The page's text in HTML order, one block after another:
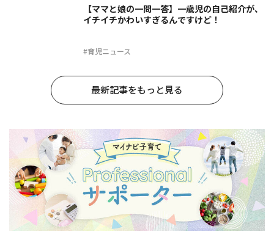
#育児ニュース
【ママと娘の一問一答】一歳児の自己紹介が、
イチイチかわいすぎるんですけど！
最新記事をもっと見る